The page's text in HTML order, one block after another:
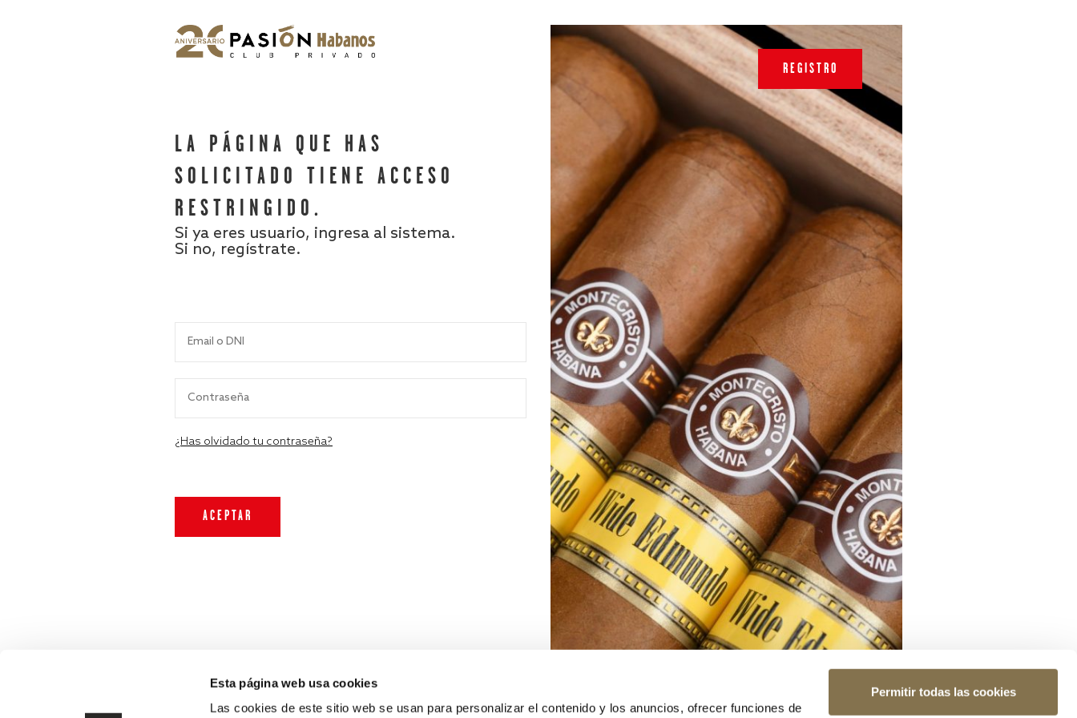
Esta página web usa cookies
Las cookies de este sitio web se usan para personalizar el contenido y los anuncios, ofrecer funciones de
Permitir todas las cookies
LA PÁGINA QUE HAS
SOLICITADO TIENE ACCESO
RESTRINGIDO.
Si ya eres usuario, ingresa al sistema.
Si no, regístrate.
¿Has olvidado tu contraseña?
REGISTRO